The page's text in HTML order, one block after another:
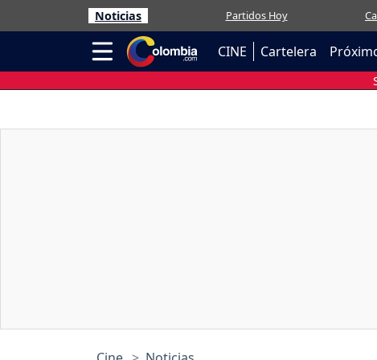
Noticias Partidos Hoy
CINE Cartelera